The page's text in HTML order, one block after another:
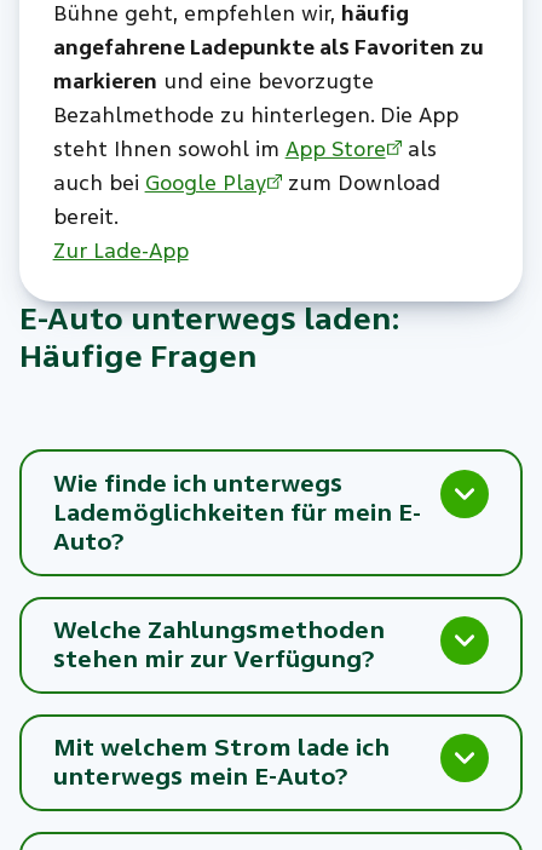
Bühne geht, empfehlen wir, häufig
angefahrene Ladepunkte als Favoriten zu
markieren und eine bevorzugte
Bezahlmethode zu hinterlegen. Die App
steht Ihnen sowohl im App Store
als
auch bei Google Play
zum Download
bereit.
Zur Lade-App
E-Auto unterwegs laden:
Häufige Fragen
Wie finde ich unterwegs
Lademöglichkeiten für mein E-
Auto?
Welche Zahlungsmethoden
stehen mir zur Verfügung?
Mit welchem Strom lade ich
unterwegs mein E-Auto?